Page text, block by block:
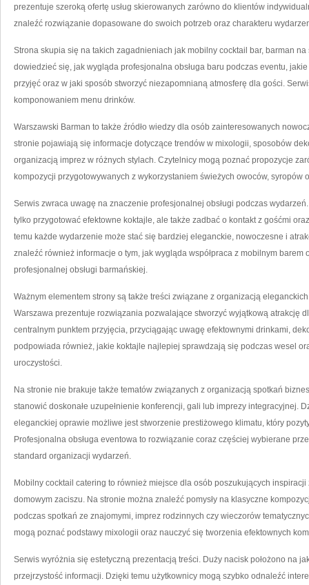
prezentuje szeroką ofertę usług skierowanych zarówno do klientów
znaleźć rozwiązanie dopasowane do swoich potrzeb oraz charakteru
Strona skupia się na takich zagadnieniach jak mobilny cocktail bar, barman
dowiedzieć się, jak wygląda profesjonalna obsługa baru podczas eventu,
przyjęć oraz w jaki sposób stworzyć niezapomnianą atmosferę dla gości.
komponowaniem menu drinków.
Warszawski Barman to także źródło wiedzy dla osób zainteresowanych
stronie pojawiają się informacje dotyczące trendów w mixologii, sposobów
organizacją imprez w różnych stylach. Czytelnicy mogą poznać propozycje
kompozycji przygotowywanych z wykorzystaniem świeżych owoców, syropów
Serwis zwraca uwagę na znaczenie profesjonalnej obsługi podczas
tylko przygotować efektowne koktajle, ale także zadbać o kontakt z gośćmi
temu każde wydarzenie może stać się bardziej eleganckie, nowoczesne i
znaleźć również informacje o tym, jak wygląda współpraca z mobilnym
profesjonalnej obsługi barmańskiej.
Ważnym elementem strony są także treści związane z organizacją
Warszawa prezentuje rozwiązania pozwalające stworzyć wyjątkową atrakcję
centralnym punktem przyjęcia, przyciągając uwagę efektownymi drinkami,
podpowiada również, jakie koktajle najlepiej sprawdzają się podczas wesel
uroczystości.
Na stronie nie brakuje także tematów związanych z organizacją spotkań
stanowić doskonałe uzupełnienie konferencji, gali lub imprezy integracyjnej.
eleganckiej oprawie możliwe jest stworzenie prestiżowego klimatu, który
Profesjonalna obsługa eventowa to rozwiązanie coraz częściej wybierane
standard organizacji wydarzeń.
Mobilny cocktail catering to również miejsce dla osób poszukujących
domowym zaciszu. Na stronie można znaleźć pomysły na klasyczne
podczas spotkań ze znajomymi, imprez rodzinnych czy wieczorów
mogą poznać podstawy mixologii oraz nauczyć się tworzenia efektownych
Serwis wyróżnia się estetyczną prezentacją treści. Duży nacisk położono na
przejrzystość informacji. Dzięki temu użytkownicy mogą szybko odnaleźć